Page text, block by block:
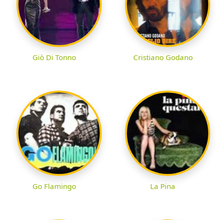
Giò Di Tonno Cristiano Godano
Go Flamingo La Pina